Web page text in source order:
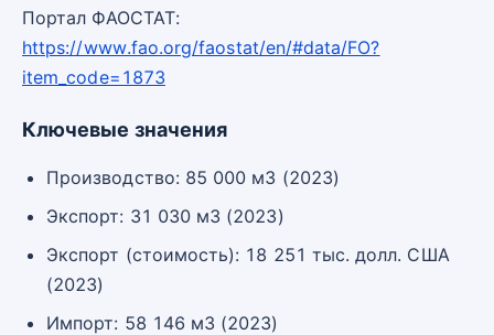
Портал ФАОСТАТ:
https://www.fao.org/faostat/en/#data/FO?
item_code=1873
Ключевые значения
Производство: 85 000 м3 (2023)
Экспорт: 31 030 м3 (2023)
Экспорт (стоимость): 18 251 тыс. долл. США
(2023)
Импорт: 58 146 м3 (2023)